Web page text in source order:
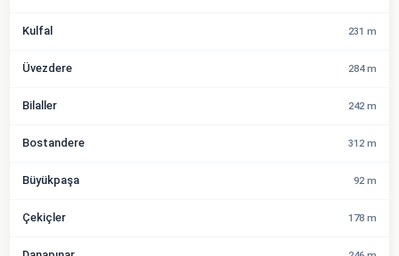
Kulfal 231 m
Üvezdere 284 m
Bilaller 242 m
Bostandere 312 m
Büyükpaşa 92 m
Çekiçler 178 m